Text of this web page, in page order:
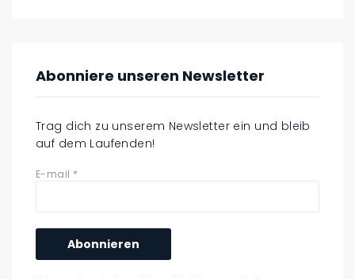
Abonniere unseren Newsletter
Trag dich zu unserem Newsletter ein und bleib
auf dem Laufenden!
E-mail *